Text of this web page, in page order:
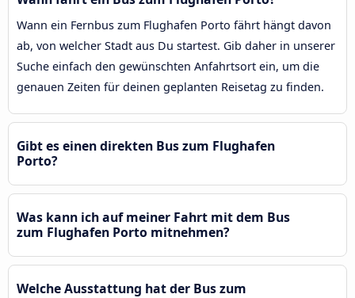
Wann ein Fernbus zum Flughafen Porto fährt hängt davon
ab, von welcher Stadt aus Du startest. Gib daher in unserer
Suche einfach den gewünschten Anfahrtsort ein, um die
genauen Zeiten für deinen geplanten Reisetag zu finden.
Gibt es einen direkten Bus zum Flughafen
Porto?
Was kann ich auf meiner Fahrt mit dem Bus
zum Flughafen Porto mitnehmen?
Welche Ausstattung hat der Bus zum